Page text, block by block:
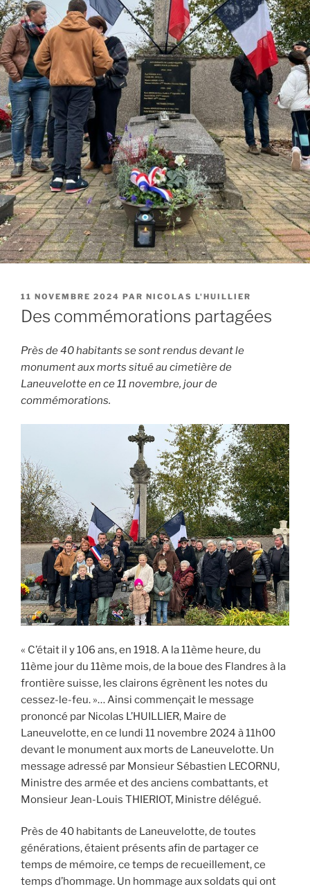
PUBLIÉ
LE
11 NOVEMBRE 2024 PAR NICOLAS L'HUILLIER
Des commémorations partagées
Près de 40 habitants se sont rendus devant le
monument aux morts situé au cimetière de
Laneuvelotte en ce 11 novembre, jour de
commémorations.
« C’était il y 106 ans, en 1918. A la 11ème heure, du
11ème jour du 11ème mois, de la boue des Flandres à la
frontière suisse, les clairons égrènent les notes du
cessez-le-feu. »… Ainsi commençait le message
prononcé par Nicolas L’HUILLIER, Maire de
Laneuvelotte, en ce lundi 11 novembre 2024 à 11h00
devant le monument aux morts de Laneuvelotte. Un
message adressé par Monsieur Sébastien LECORNU,
Ministre des armée et des anciens combattants, et
Monsieur Jean-Louis THIERIOT, Ministre délégué.
Près de 40 habitants de Laneuvelotte, de toutes
générations, étaient présents afin de partager ce
temps de mémoire, ce temps de recueillement, ce
temps d’hommage. Un hommage aux soldats qui ont